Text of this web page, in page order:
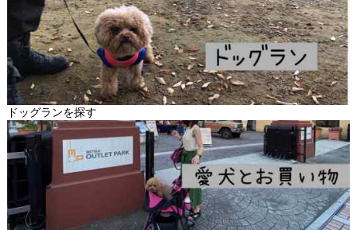
ドッグランを探す